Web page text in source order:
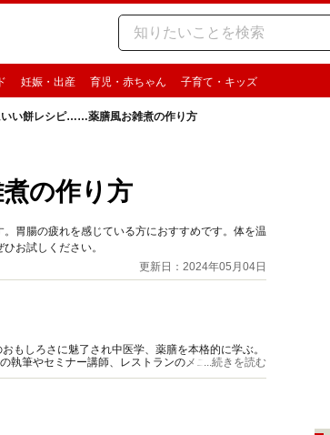
妊娠・出産 育児・赤ちゃん 子育て・キッズ
い餅レシピ……薬膳風お雑煮の作り方
の作り方
胃腸の疲れを感じている方におすすめです。体を温
お試しください。
更新日：2024年05月04日
もしろさに魅了され中医学、薬膳を本格的に学ぶ。
執筆やセミナー講師、レストランのメニュー提案な
...続きを読む